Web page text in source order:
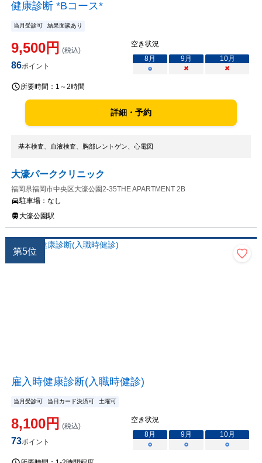
健康診断 *Bコース*
当月受診可 結果面談あり
9,500円 (税込)
86ポイント
空き状況
8月 9月 10月
○
× ×
所要時間： 1～2時間
詳細・予約
基本検査、血液検査、胸部レントゲン、心電図
大濠パーククリニック
福岡県福岡市中央区大濠公園2-35THE APARTMENT 2B
駐車場： なし
大濠公園駅
第5位
雇入時健康診断(入職時健診)
当月受診可 当日カード決済可 土曜可
8,100円 (税込)
73ポイント
空き状況
8月 9月 10月
○
○ ○